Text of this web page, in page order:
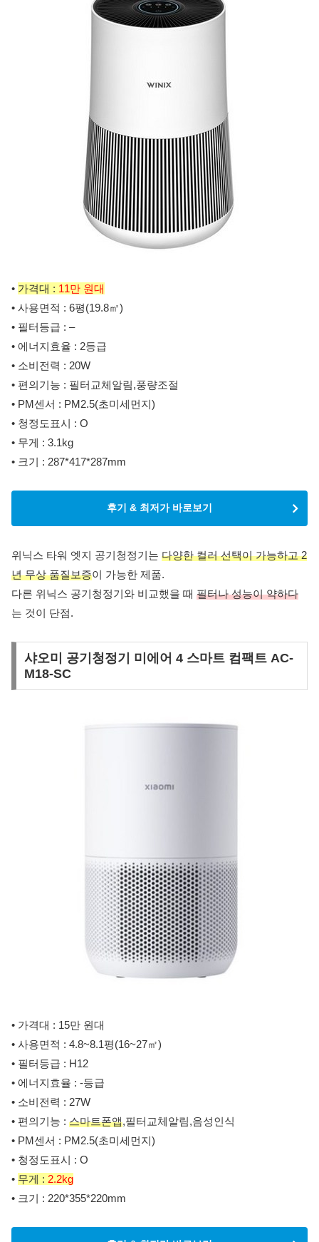
• 가격대 : 11만 원대
• 사용면적 : 6평(19.8㎡)
• 필터등급 : –
• 에너지효율 : 2등급
• 소비전력 : 20W
• 편의기능 : 필터교체알림,풍량조절
• PM센서 : PM2.5(초미세먼지)
• 청정도표시 : O
• 무게 : 3.1kg
• 크기 : 287*417*287mm
후기 & 최저가 바로보기
위닉스 타워 엣지 공기청정기는 다양한 컬러 선택이 가능하고 2
년 무상 품질보증이 가능한 제품.
다른 위닉스 공기청정기와 비교했을 때 필터나 성능이 약하다
는 것이 단점.
샤오미 공기청정기 미에어 4 스마트 컴팩트 AC-
M18-SC
• 가격대 : 15만 원대
• 사용면적 : 4.8~8.1평(16~27㎡)
• 필터등급 : H12
• 에너지효율 : -등급
• 소비전력 : 27W
• 편의기능 : 스마트폰앱,필터교체알림,음성인식
• PM센서 : PM2.5(초미세먼지)
• 청정도표시 : O
• 무게 : 2.2kg
• 크기 : 220*355*220mm